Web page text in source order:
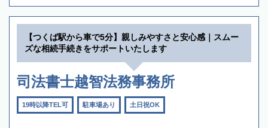
【つくば駅から車で5分】親しみやすさと安心感｜スムー
ズな相続手続きをサポートいたします
司法書士越智法務事務所
19時以降TEL可 駐車場あり 土日祝OK